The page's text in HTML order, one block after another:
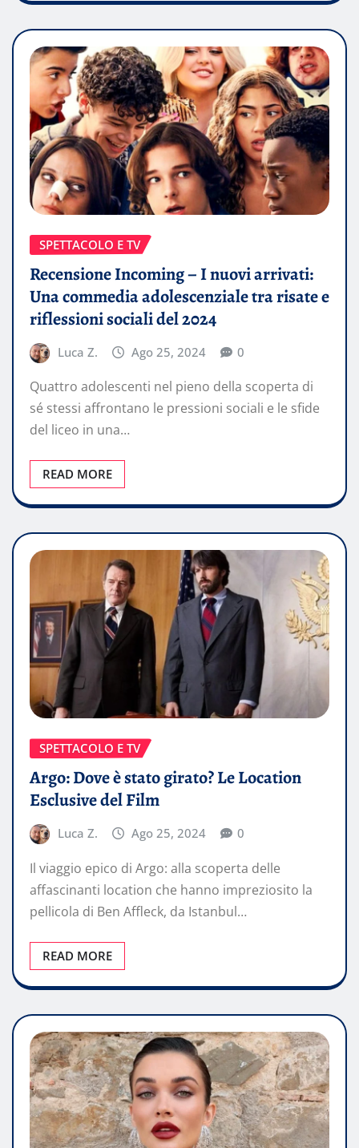
SPETTACOLO E TV
Recensione Incoming – I nuovi arrivati:
Una commedia adolescenziale tra risate e
riflessioni sociali del 2024
Luca Z. Ago 25, 2024 0
Quattro adolescenti nel pieno della scoperta di
sé stessi affrontano le pressioni sociali e le sfide
del liceo in una…
READ MORE
SPETTACOLO E TV
Argo: Dove è stato girato? Le Location
Esclusive del Film
Luca Z. Ago 25, 2024 0
Il viaggio epico di Argo: alla scoperta delle
affascinanti location che hanno impreziosito la
pellicola di Ben Affleck, da Istanbul…
READ MORE